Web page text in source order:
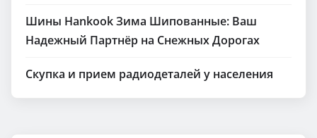
Шины Hankook Зима Шипованные: Ваш
Надежный Партнёр на Снежных Дорогах
Скупка и прием радиодеталей у населения